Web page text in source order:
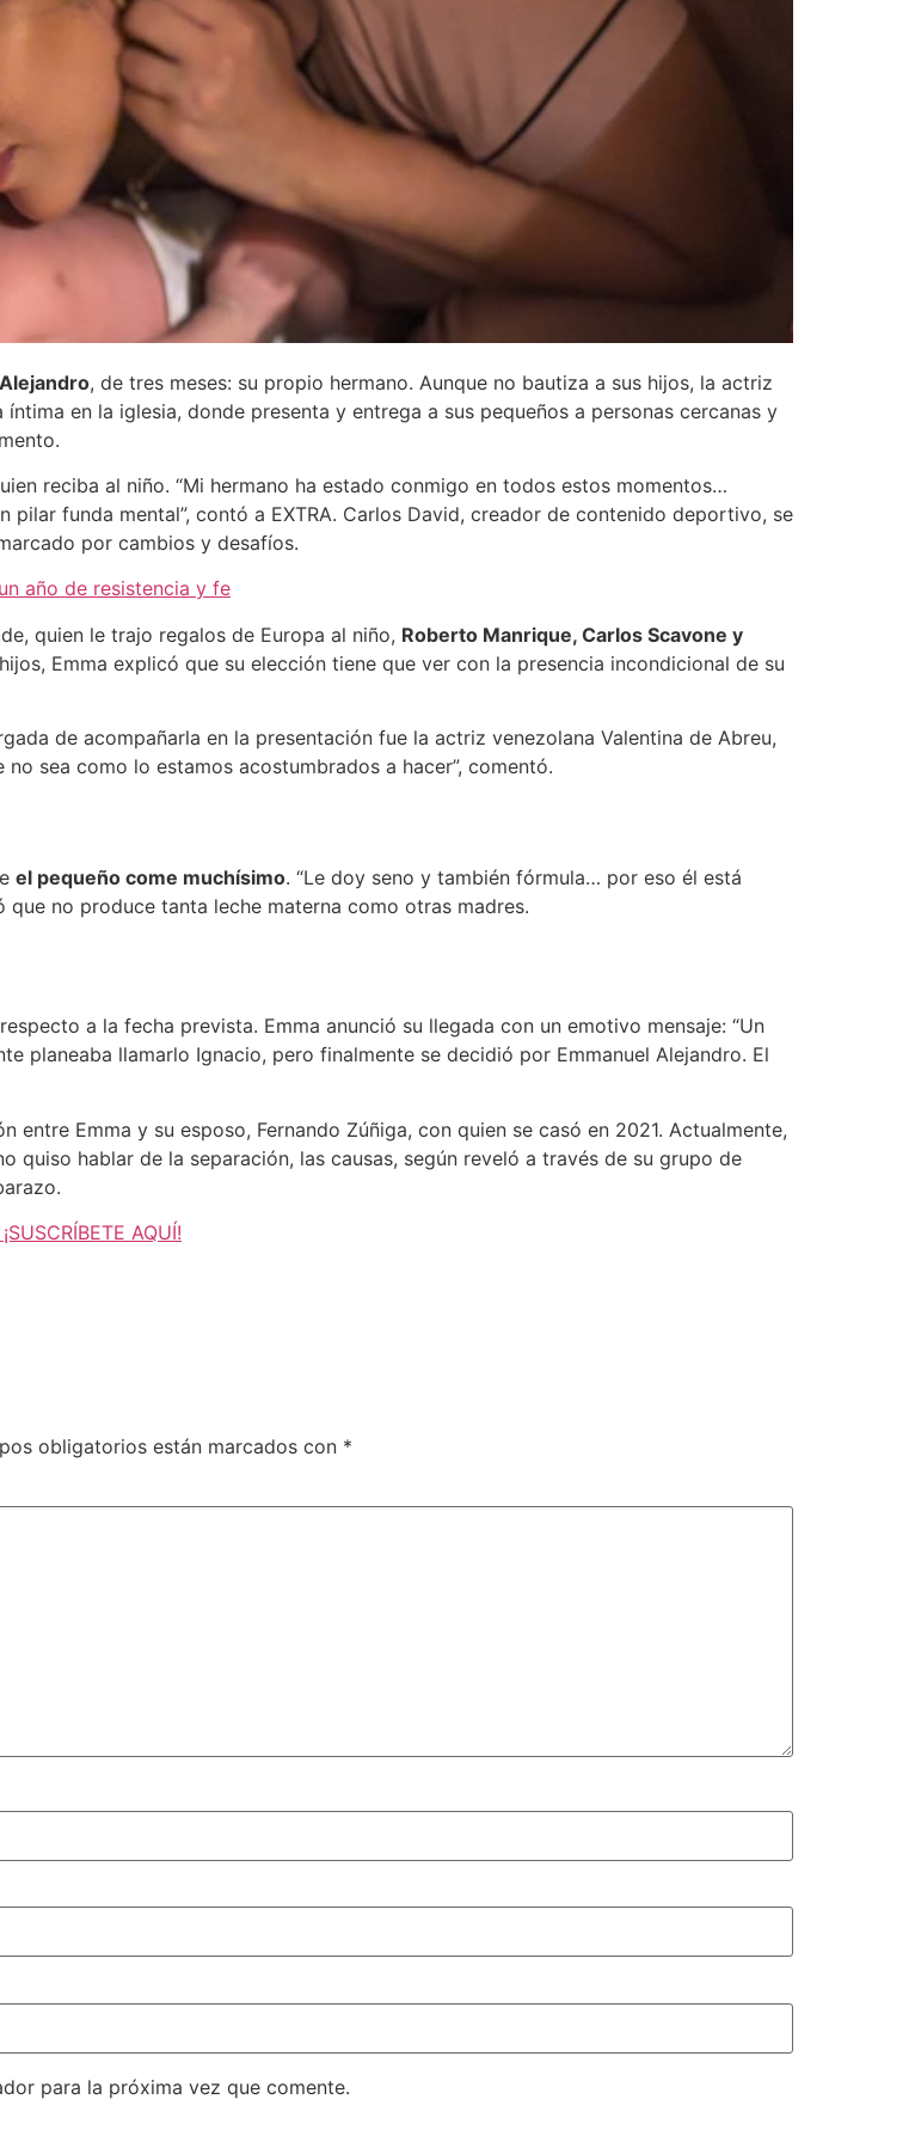
, de tres meses: su propio hermano. Aunque no bautiza a sus hijos, la actriz
en la iglesia, donde presenta y entrega a sus pequeños a personas cercanas y
reciba al niño. “Mi hermano ha estado conmigo en todos estos momentos…
funda mental”, contó a EXTRA. Carlos David, creador de contenido deportivo, se
por cambios y desafíos.
año de resistencia y fe
quien le trajo regalos de Europa al niño, Roberto Manrique, Carlos Scavone y
Emma explicó que su elección tiene que ver con la presencia incondicional de su
de acompañarla en la presentación fue la actriz venezolana Valentina de Abreu,
sea como lo estamos acostumbrados a hacer”, comentó.
el pequeño come muchísimo. “Le doy seno y también fórmula… por eso él está
no produce tanta leche materna como otras madres.
a la fecha prevista. Emma anunció su llegada con un emotivo mensaje: “Un
planeaba llamarlo Ignacio, pero finalmente se decidió por Emmanuel Alejandro. El
Emma y su esposo, Fernando Zúñiga, con quien se casó en 2021. Actualmente,
quiso hablar de la separación, las causas, según reveló a través de su grupo de
AQUÍ!
obligatorios están marcados con *
para la próxima vez que comente.